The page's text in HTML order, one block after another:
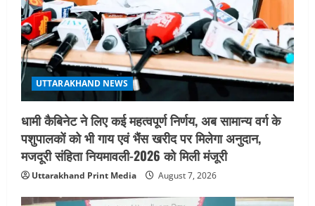
UTTARAKHAND NEWS
धामी कैबिनेट ने लिए कई महत्वपूर्ण निर्णय, अब सामान्य वर्ग के
पशुपालकों को भी गाय एवं भैंस खरीद पर मिलेगा अनुदान,
मजदूरी संहिता नियमावली-2026 को मिली मंजूरी
Uttarakhand Print Media August 7, 2026